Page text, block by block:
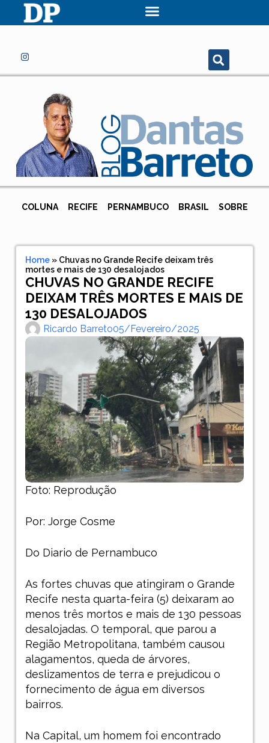
COLUNA RECIFE PERNAMBUCO BRASIL SOBRE
Home» Chuvas no Grande Recife deixam três
mortes e mais de 130 desalojados
CHUVAS NO GRANDE RECIFE
DEIXAM TRÊS MORTES E MAIS DE
130 DESALOJADOS
Ricardo Barreto05/fevereiro/2025
Foto: Reprodução
Por: Jorge Cosme
Do Diario de Pernambuco
As fortes chuvas que atingiram o Grande
Recife nesta quarta-feira (5) deixaram ao
menos três mortos e mais de 130 pessoas
desalojadas. O temporal, que parou a
Região Metropolitana, também causou
alagamentos, queda de árvores,
deslizamentos de terra e prejudicou o
fornecimento de água em diversos
bairros.
Na Capital, um homem foi encontrado